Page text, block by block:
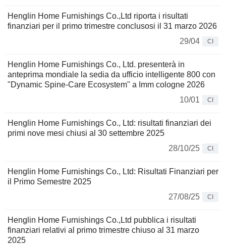
Henglin Home Furnishings Co.,Ltd riporta i risultati
finanziari per il primo trimestre conclusosi il 31 marzo 2026
29/04
CI
Henglin Home Furnishings Co., Ltd. presenterà in
anteprima mondiale la sedia da ufficio intelligente 800 con
"Dynamic Spine-Care Ecosystem" a Imm cologne 2026
10/01
CI
Henglin Home Furnishings Co., Ltd: risultati finanziari dei
primi nove mesi chiusi al 30 settembre 2025
28/10/25
CI
Henglin Home Furnishings Co., Ltd: Risultati Finanziari per
il Primo Semestre 2025
27/08/25
CI
Henglin Home Furnishings Co.,Ltd pubblica i risultati
finanziari relativi al primo trimestre chiuso al 31 marzo
2025